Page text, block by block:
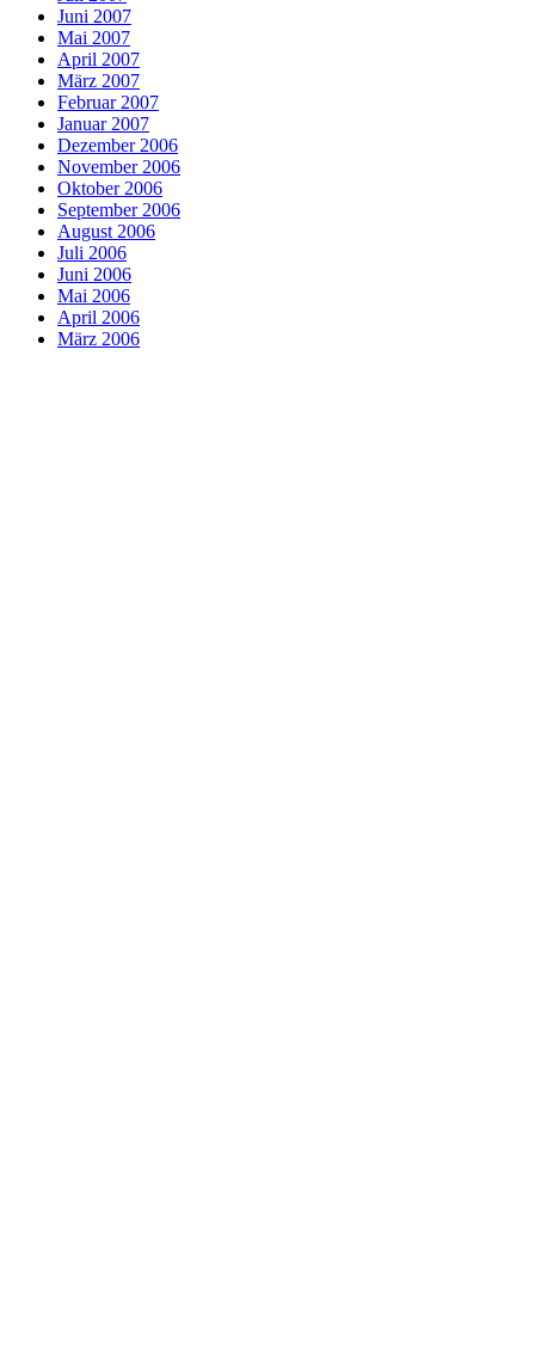
Juni 2007
Mai 2007
April 2007
März 2007
Februar 2007
Januar 2007
Dezember 2006
November 2006
Oktober 2006
September 2006
August 2006
Juli 2006
Juni 2006
Mai 2006
April 2006
März 2006